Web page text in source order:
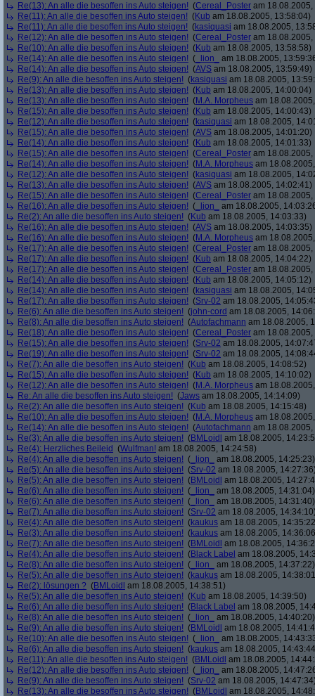
Re(13): An alle die besoffen ins Auto steigen! (Cereal_Poster am
Re(11): An alle die besoffen ins Auto steigen! (Kub am 18.08.2005, 13:58:04)
Re(11): An alle die besoffen ins Auto steigen! (kasiquasi am 18.08.2005,
Re(12): An alle die besoffen ins Auto steigen! (Cereal_Poster am
Re(10): An alle die besoffen ins Auto steigen! (Kub am 18.08.2005, 13:58:58)
Re(14): An alle die besoffen ins Auto steigen! ( _lion_
am 18.08.2005,
Re(14): An alle die besoffen ins Auto steigen! (AVS am 18.08.2005, 13:59:49)
Re(9): An alle die besoffen ins Auto steigen! (kasiquasi am 18.08.2005,
Re(13): An alle die besoffen ins Auto steigen! (Kub am 18.08.2005, 14:00:04)
Re(13): An alle die besoffen ins Auto steigen! (M.A. Morpheus am
Re(15): An alle die besoffen ins Auto steigen! (Kub am 18.08.2005, 14:00:43)
Re(12): An alle die besoffen ins Auto steigen! (kasiquasi am 18.08.2005,
Re(15): An alle die besoffen ins Auto steigen! (AVS am 18.08.2005, 14:01:20)
Re(14): An alle die besoffen ins Auto steigen! (Kub am 18.08.2005, 14:01:33)
Re(15): An alle die besoffen ins Auto steigen! (Cereal_Poster am
Re(14): An alle die besoffen ins Auto steigen! (M.A. Morpheus am
Re(12): An alle die besoffen ins Auto steigen! (kasiquasi am 18.08.2005,
Re(13): An alle die besoffen ins Auto steigen! (AVS am 18.08.2005, 14:02:41)
Re(15): An alle die besoffen ins Auto steigen! (Cereal_Poster am
Re(16): An alle die besoffen ins Auto steigen! ( _lion_
am 18.08.2005,
Re(2): An alle die besoffen ins Auto steigen! (Kub am 18.08.2005, 14:03:33)
Re(16): An alle die besoffen ins Auto steigen! (AVS am 18.08.2005, 14:03:35)
Re(16): An alle die besoffen ins Auto steigen! (M.A. Morpheus am
Re(17): An alle die besoffen ins Auto steigen! (Cereal_Poster am
Re(17): An alle die besoffen ins Auto steigen! (Kub am 18.08.2005, 14:04:22)
Re(17): An alle die besoffen ins Auto steigen! (Cereal_Poster am
Re(14): An alle die besoffen ins Auto steigen! (Kub am 18.08.2005, 14:05:12)
Re(14): An alle die besoffen ins Auto steigen! (kasiquasi am 18.08.2005,
Re(17): An alle die besoffen ins Auto steigen! (Srv-02 am 18.08.2005,
Re(6): An alle die besoffen ins Auto steigen! (john-cord am 18.08.2005,
Re(8): An alle die besoffen ins Auto steigen! (Autofachmann am 18.08.2005,
Re(18): An alle die besoffen ins Auto steigen! (Cereal_Poster am
Re(15): An alle die besoffen ins Auto steigen! (Srv-02 am 18.08.2005,
Re(19): An alle die besoffen ins Auto steigen! (Srv-02 am 18.08.2005,
Re(7): An alle die besoffen ins Auto steigen! (Kub am 18.08.2005, 14:08:52)
Re(15): An alle die besoffen ins Auto steigen! (Kub am 18.08.2005, 14:10:02)
Re(12): An alle die besoffen ins Auto steigen! (M.A. Morpheus am
Re: An alle die besoffen ins Auto steigen! (Jaws am 18.08.2005, 14:14:09)
Re(2): An alle die besoffen ins Auto steigen! (Kub am 18.08.2005, 14:15:48)
Re(10): An alle die besoffen ins Auto steigen! (M.A. Morpheus am
Re(14): An alle die besoffen ins Auto steigen! (Autofachmann am
Re(3): An alle die besoffen ins Auto steigen! (BMLoidl am 18.08.2005,
Re(4): Herzliches Beileid (Wulfman! am 18.08.2005, 14:24:58)
Re(4): An alle die besoffen ins Auto steigen! ( _lion_
am 18.08.2005, 14:25:23)
Re(5): An alle die besoffen ins Auto steigen! (Srv-02 am 18.08.2005,
Re(5): An alle die besoffen ins Auto steigen! (BMLoidl am 18.08.2005,
Re(6): An alle die besoffen ins Auto steigen! ( _lion_
am 18.08.2005, 14:31:04)
Re(6): An alle die besoffen ins Auto steigen! ( _lion_
am 18.08.2005, 14:31:40)
Re(7): An alle die besoffen ins Auto steigen! (Srv-02 am 18.08.2005,
Re(4): An alle die besoffen ins Auto steigen! (kaukus am 18.08.2005,
Re(3): An alle die besoffen ins Auto steigen! (kaukus am 18.08.2005,
Re(7): An alle die besoffen ins Auto steigen! (BMLoidl am 18.08.2005,
Re(4): An alle die besoffen ins Auto steigen! (Black Label am 18.08.2005,
Re(8): An alle die besoffen ins Auto steigen! ( _lion_
am 18.08.2005, 14:37:22)
Re(5): An alle die besoffen ins Auto steigen! (kaukus am 18.08.2005,
Re(2): lösungen ? (BMLoidl am 18.08.2005, 14:38:51)
Re(5): An alle die besoffen ins Auto steigen! (Kub am 18.08.2005, 14:39:50)
Re(6): An alle die besoffen ins Auto steigen! (Black Label am 18.08.2005,
Re(8): An alle die besoffen ins Auto steigen! ( _lion_
am 18.08.2005, 14:40:20)
Re(9): An alle die besoffen ins Auto steigen! (BMLoidl am 18.08.2005,
Re(10): An alle die besoffen ins Auto steigen! ( _lion_
am 18.08.2005,
Re(6): An alle die besoffen ins Auto steigen! (kaukus am 18.08.2005,
Re(11): An alle die besoffen ins Auto steigen! (BMLoidl am 18.08.2005,
Re(12): An alle die besoffen ins Auto steigen! ( _lion_
am 18.08.2005,
Re(9): An alle die besoffen ins Auto steigen! (Srv-02 am 18.08.2005,
Re(13): An alle die besoffen ins Auto steigen! (BMLoidl am 18.08.2005,